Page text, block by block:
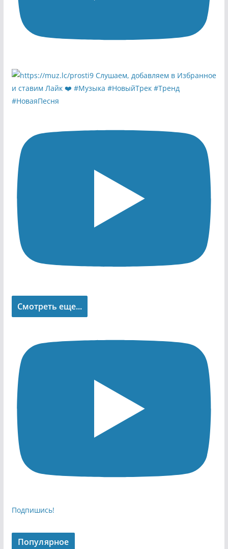
Смотреть еще...
Подпишись!
Популярное